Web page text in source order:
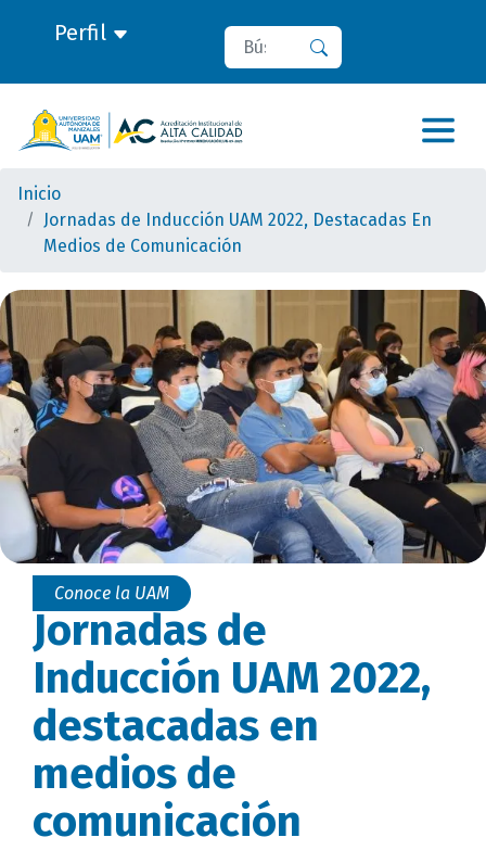
Perfil Buscar
Inicio
Jornadas de Inducción UAM 2022, Destacadas En
Medios de Comunicación
Conoce la UAM
Jornadas de
Inducción UAM 2022,
destacadas en
medios de
comunicación